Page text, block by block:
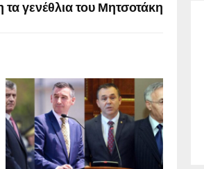
γενέθλια του Μητσοτάκη